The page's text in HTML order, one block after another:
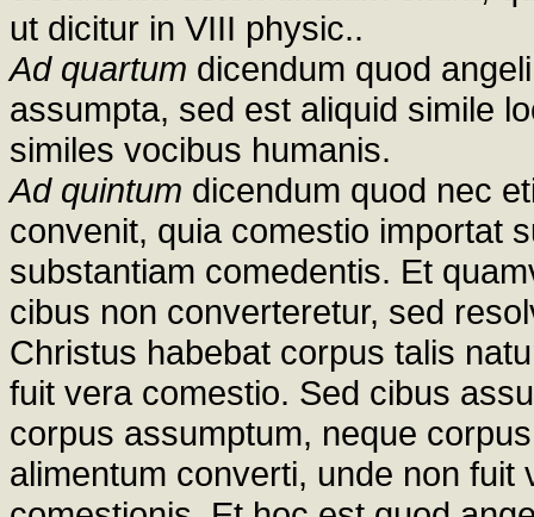
ut dicitur in VIII physic..
Ad quartum dicendum quod
assumpta, sed est aliquid simile
similes vocibus humanis.
Ad quintum dicendum quod nec
convenit, quia comestio importat
substantiam comedentis. Et
cibus non converteretur, sed
Christus habebat corpus talis
fuit vera comestio. Sed cibus
corpus assumptum, neque
alimentum converti, unde non